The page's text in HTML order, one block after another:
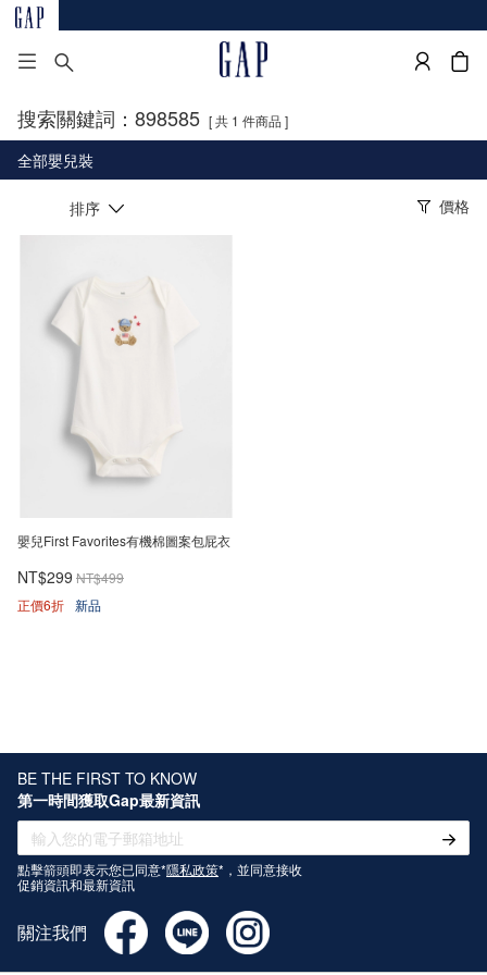
搜索關鍵詞：898585 [ 共 1 件商品 ]
全部嬰兒裝
排序 價格
嬰兒First Favorites有機棉圖案包屁衣
NT$299 NT$499
正價6折 新品
BE THE FIRST TO KNOW
第一時間獲取Gap最新資訊
點擊箭頭即表示您已同意*隱私政策*，並同意接收
促銷資訊和最新資訊
關注我們